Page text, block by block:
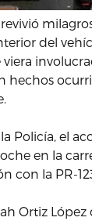
del
viera
hechos
Policía, el
en la
con la PR-
Ortiz López